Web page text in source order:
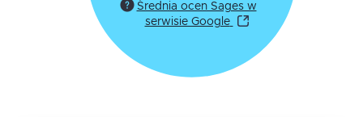
Średnia ocen Sages w
serwisie Google